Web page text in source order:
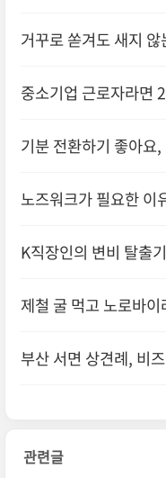
거꾸로 쏟겨도 새지
중소기업 근로자라면
기분 전환하기 좋아요
노즈워크가 필요한 이
K직장인의 변비 탈출
제철 굴 먹고 노로바
부산 서면 상견례, 비
관련글